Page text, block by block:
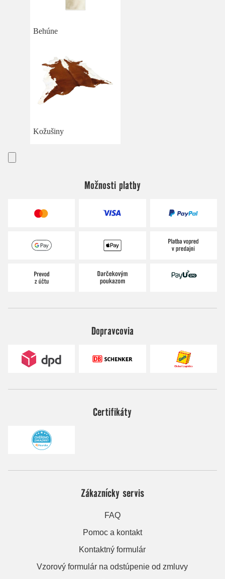
Behúne
Kožušiny
Možnosti platby
Dopravcovia
Certifikáty
Zákaznícky servis
FAQ
Pomoc a kontakt
Kontaktný formulár
Vzorový formulár na odstúpenie od zmluvy